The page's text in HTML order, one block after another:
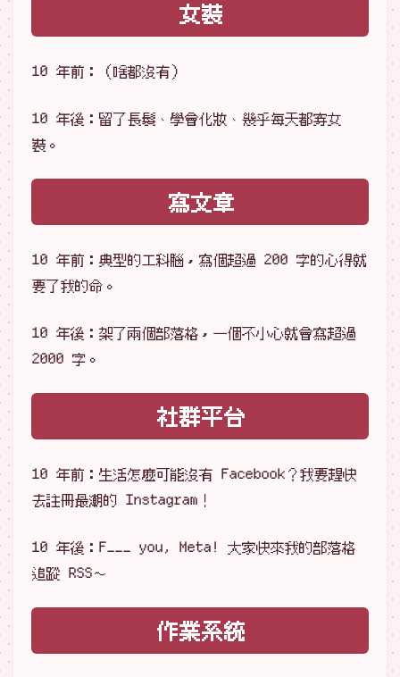
女裝
10 年前：（啥都沒有）
10 年後：留了長髮、學會化妝、幾乎每天都穿女
裝。
寫文章
10 年前：典型的工科腦，寫個超過 200 字的心得就
要了我的命。
10 年後：架了兩個部落格，一個不小心就會寫超過
2000 字。
社群平台
10 年前：生活怎麼可能沒有 Facebook？我要趕快
去註冊最潮的 Instagram！
10 年後：F___ you, Meta! 大家快來我的部落格
追蹤 RSS～
作業系統